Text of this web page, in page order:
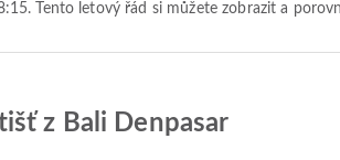
Tento letový řád si můžete zobrazit a
z Bali Denpasar